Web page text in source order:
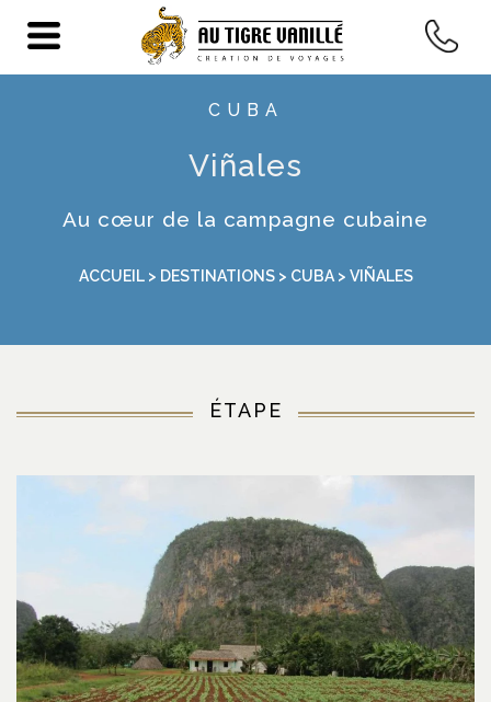
CUBA
Viñales
Au cœur de la campagne cubaine
ACCUEIL> DESTINATIONS> CUBA> VIÑALES
ÉTAPE